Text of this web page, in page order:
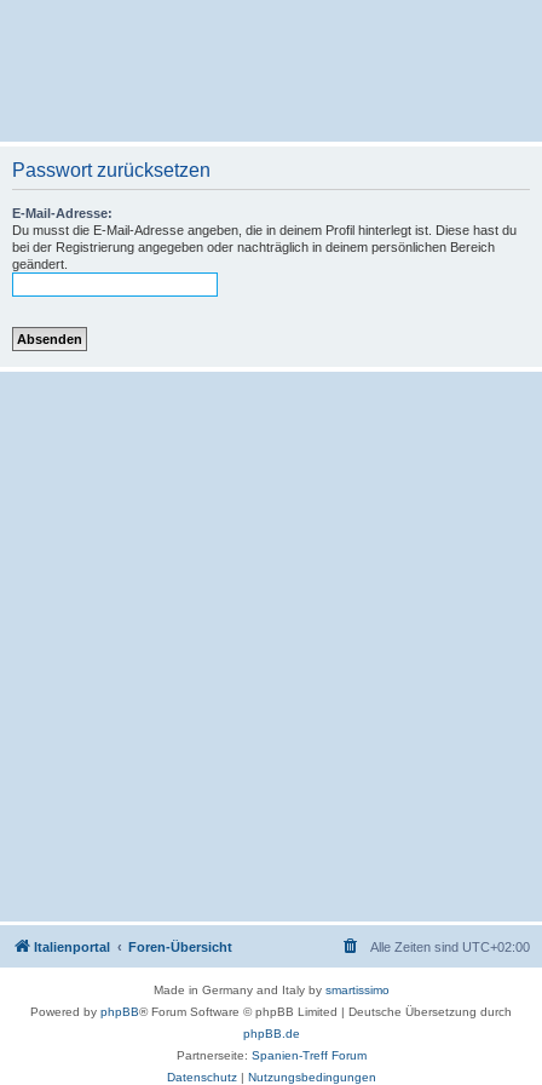
Passwort zurücksetzen
E-Mail-Adresse:
Du musst die E-Mail-Adresse angeben, die in deinem Profil hinterlegt ist. Diese hast du
bei der Registrierung angegeben oder nachträglich in deinem persönlichen Bereich
geändert.
Italienportal Foren-Übersicht Alle Zeiten sind UTC+02:00
Made in Germany and Italy by smartissimo
Powered by phpBB® Forum Software © phpBB Limited | Deutsche Übersetzung durch
phpBB.de
Partnerseite: Spanien-Treff Forum
Datenschutz| Nutzungsbedingungen